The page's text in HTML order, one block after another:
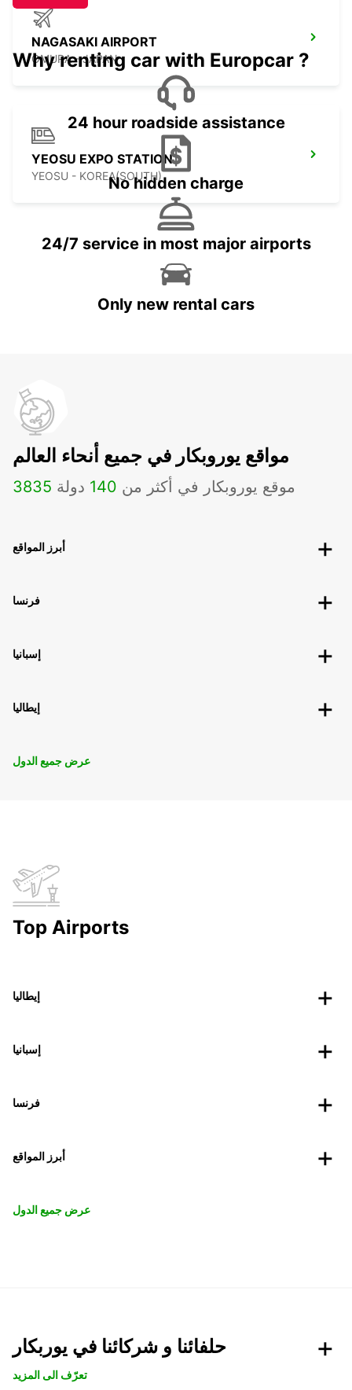
NAGASAKI AIRPORT
OMURA - JAPAN
YEOSU EXPO STATION
YEOSU - KOREA(SOUTH)
Why renting car with Europcar ?
24 hour roadside assistance
No hidden charge
24/7 service in most major airports
Only new rental cars
مواقع يوروبكار في جميع أنحاء العالم
3835 موقع يوروبكار في أكثر من 140 دولة
أبرز المواقع
فرنسا
إسبانيا
إيطاليا
عرض جميع الدول
Top Airports
إيطاليا
إسبانيا
فرنسا
أبرز المواقع
عرض جميع الدول
حلفائنا و شركائنا في يوربكار
تعرّف الى المزيد